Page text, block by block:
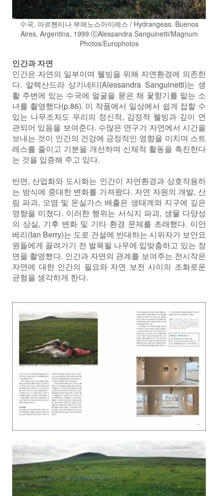
수국. 아르헨티나 부에노스아이레스 / Hydrangeas. Buenos
Aires, Argentina, 1999 ⓒAlessandra Sanguinetti/Magnum
Photos/Europhotos
인간과 자연
인간은 자연의 일부이며 웰빙을 위해 자연환경에 의존한
다. 알렉산드라 상기네티(Alessandra Sanguinetti)는 생
활 주변에 있는 수국에 얼굴을 묻은 채 꽃향기를 맡는 소
녀를 촬영했다(p.86). 이 작품에서 일상에서 쉽게 접할 수
있는 나무조차도 우리의 정신적, 감정적 웰빙과 깊이 연
관되어 있음을 보여준다. 수많은 연구가 자연에서 시간을
보내는 것이 인간의 건강에 긍정적인 영향을 미치며 스트
레스를 줄이고 기분을 개선하며 신체적 활동을 촉진한다
는 것을 입증해 주고 있다.
반면, 산업화와 도시화는 인간이 자연환경과 상호작용하
는 방식에 중대한 변화를 가져왔다. 자연 자원의 개발, 산
림 파괴, 오염 및 온실가스 배출은 생태계와 지구에 깊은
영향을 미쳤다. 이러한 행위는 서식지 파괴, 생물 다양성
의 상실, 기후 변화 및 기타 환경 문제를 초래했다. 이안
베리(Ian Berry)는 도로 건설에 반대하는 시위자가 보안요
원들에게 끌려가기 전 벌목될 나무에 입맞춤하고 있는 장
면을 촬영했다. 인간과 자연의 관계를 보여주는 전시작은
자연에 대한 인간의 필요와 자연 보전 사이의 조화로운
균형을 생각하게 한다.